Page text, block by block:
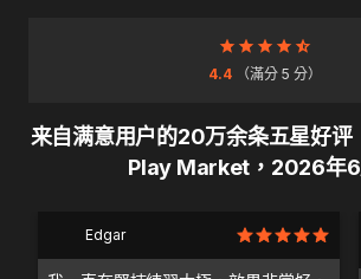
4.4 （滿分 5 分）
来自满意用户的20万余条五星好
Play Market，2026年6
Edgar